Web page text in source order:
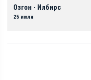
Озгон - Илбирс
25 июля